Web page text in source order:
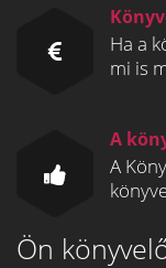
Ha a
mi is
A
A
Ön